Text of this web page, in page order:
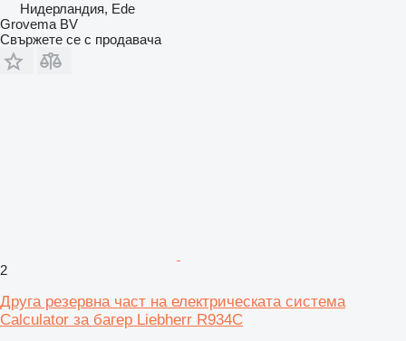
Нидерландия, Ede
Grovema BV
Свържете се с продавача
2
Друга резервна част на електрическата система
Calculator за багер Liebherr R934C